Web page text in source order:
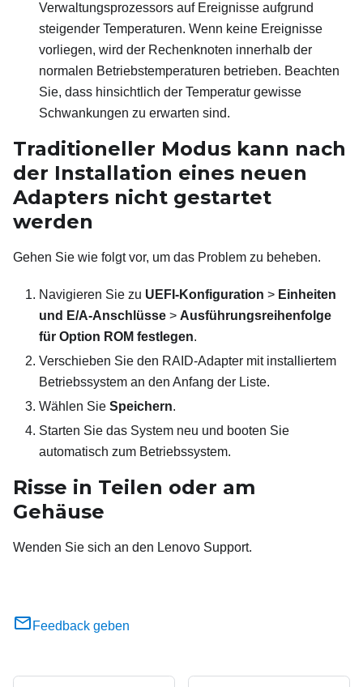
Verwaltungsprozessors auf Ereignisse aufgrund
steigender Temperaturen. Wenn keine Ereignisse
vorliegen, wird der Rechenknoten innerhalb der
normalen Betriebstemperaturen betrieben. Beachten
Sie, dass hinsichtlich der Temperatur gewisse
Schwankungen zu erwarten sind.
Traditioneller Modus kann nach
der Installation eines neuen
Adapters nicht gestartet
werden
Gehen Sie wie folgt vor, um das Problem zu beheben.
Navigieren Sie zu UEFI-Konfiguration > Einheiten
und E/A-Anschlüsse > Ausführungsreihenfolge
für Option ROM festlegen.
Verschieben Sie den RAID-Adapter mit installiertem
Betriebssystem an den Anfang der Liste.
Wählen Sie Speichern.
Starten Sie das System neu und booten Sie
automatisch zum Betriebssystem.
Risse in Teilen oder am
Gehäuse
Wenden Sie sich an den Lenovo Support.
Feedback geben